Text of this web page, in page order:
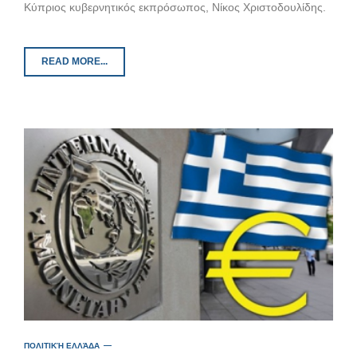
Κύπριος κυβερνητικός εκπρόσωπος, Νίκος Χριστοδουλίδης.
READ MORE...
ΠΟΛΙΤΙΚΉ ΕΛΛΆΔΑ